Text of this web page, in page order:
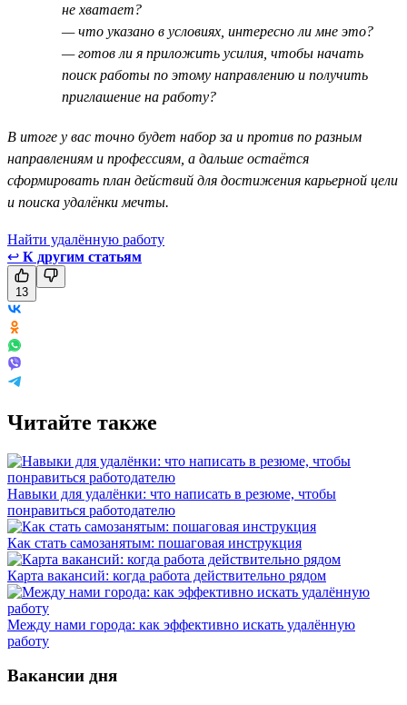
не хватает?
— что указано в условиях, интересно ли мне это?
— готов ли я приложить усилия, чтобы начать
поиск работы по этому направлению и получить
приглашение на работу?
В итоге у вас точно будет набор за и против по разным
направлениям и профессиям, а дальше остаётся
сформировать план действий для достижения карьерной цели
и поиска удалёнки мечты.
Найти удалённую работу
↩ К другим статьям
13
Читайте также
Навыки для удалёнки: что написать в резюме, чтобы
понравиться работодателю
Как стать самозанятым: пошаговая инструкция
Карта вакансий: когда работа действительно рядом
Между нами города: как эффективно искать удалённую
работу
Вакансии дня